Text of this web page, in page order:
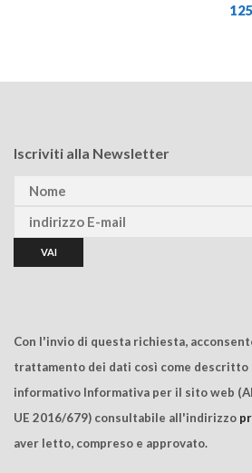
Iscriviti alla Newsletter
Con l'invio di questa richiesta,
trattamento dei dati così come descritto
informativo Informativa per il sito web
UE 2016/679) consultabile all'indirizzo
aver letto, compreso e approvato.